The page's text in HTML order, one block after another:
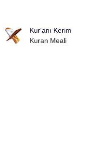
Kur'anı Kerim
Kuran Meali